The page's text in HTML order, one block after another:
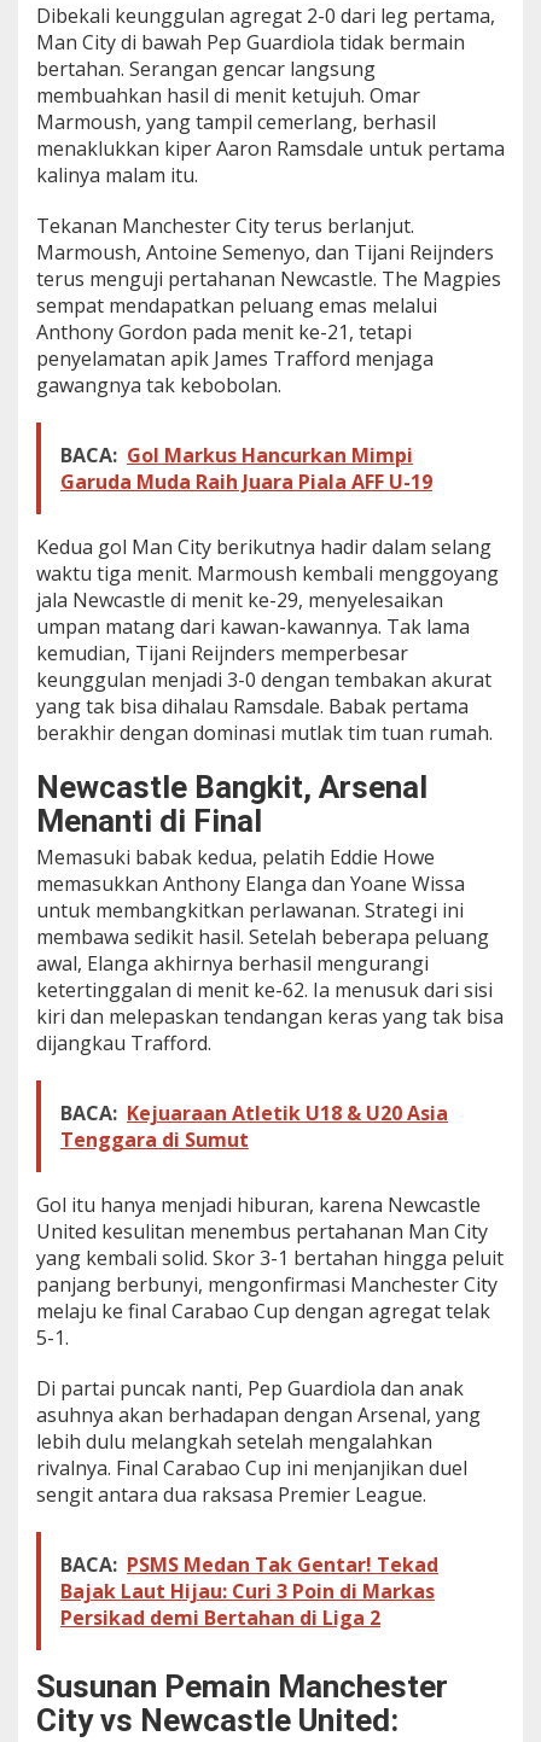
A
r
s
e
n
a
l
F
i
n
a
l
C
a
r
a
o
C
Dibekali keunggulan agregat 2-0 dari leg pertama,
Man City di bawah Pep Guardiola tidak bermain
bertahan. Serangan gencar langsung
membuahkan hasil di menit ketujuh. Omar
Marmoush, yang tampil cemerlang, berhasil
menaklukkan kiper Aaron Ramsdale untuk pertama
kalinya malam itu.
Tekanan Manchester City terus berlanjut.
Marmoush, Antoine Semenyo, dan Tijani Reijnders
terus menguji pertahanan Newcastle. The Magpies
sempat mendapatkan peluang emas melalui
Anthony Gordon pada menit ke-21, tetapi
penyelamatan apik James Trafford menjaga
gawangnya tak kebobolan.
BACA: Gol Markus Hancurkan Mimpi
Garuda Muda Raih Juara Piala AFF U-19
Kedua gol Man City berikutnya hadir dalam selang
waktu tiga menit. Marmoush kembali menggoyang
jala Newcastle di menit ke-29, menyelesaikan
umpan matang dari kawan-kawannya. Tak lama
kemudian, Tijani Reijnders memperbesar
keunggulan menjadi 3-0 dengan tembakan akurat
yang tak bisa dihalau Ramsdale. Babak pertama
berakhir dengan dominasi mutlak tim tuan rumah.
Newcastle Bangkit, Arsenal
Menanti di Final
Memasuki babak kedua, pelatih Eddie Howe
memasukkan Anthony Elanga dan Yoane Wissa
untuk membangkitkan perlawanan. Strategi ini
membawa sedikit hasil. Setelah beberapa peluang
awal, Elanga akhirnya berhasil mengurangi
ketertinggalan di menit ke-62. Ia menusuk dari sisi
kiri dan melepaskan tendangan keras yang tak bisa
dijangkau Trafford.
BACA: Kejuaraan Atletik U18 & U20 Asia
Tenggara di Sumut
Gol itu hanya menjadi hiburan, karena Newcastle
United kesulitan menembus pertahanan Man City
yang kembali solid. Skor 3-1 bertahan hingga peluit
panjang berbunyi, mengonfirmasi Manchester City
melaju ke final Carabao Cup dengan agregat telak
5-1.
Di partai puncak nanti, Pep Guardiola dan anak
asuhnya akan berhadapan dengan Arsenal, yang
lebih dulu melangkah setelah mengalahkan
rivalnya. Final Carabao Cup ini menjanjikan duel
sengit antara dua raksasa Premier League.
BACA: PSMS Medan Tak Gentar! Tekad
Bajak Laut Hijau: Curi 3 Poin di Markas
Persikad demi Bertahan di Liga 2
Susunan Pemain Manchester
City vs Newcastle United: